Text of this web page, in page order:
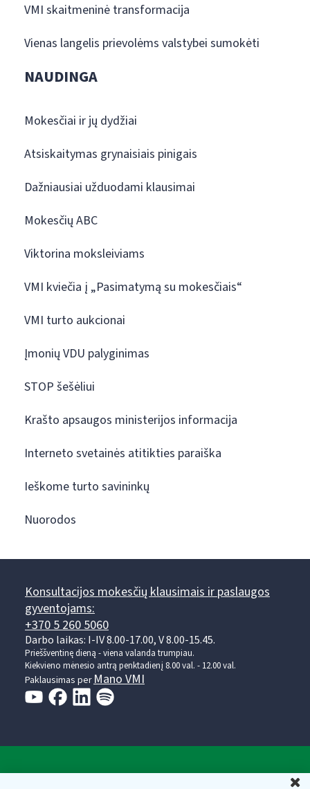
VMI skaitmeninė transformacija
Vienas langelis prievolėms valstybei sumokėti
NAUDINGA
Mokesčiai ir jų dydžiai
Atsiskaitymas grynaisiais pinigais
Dažniausiai užduodami klausimai
Mokesčių ABC
Viktorina moksleiviams
VMI kviečia į „Pasimatymą su mokesčiais“
VMI turto aukcionai
Įmonių VDU palyginimas
STOP šešėliui
Krašto apsaugos ministerijos informacija
Interneto svetainės atitikties paraiška
Ieškome turto savininkų
Nuorodos
Konsultacijos mokesčių klausimais ir paslaugos
gyventojams:
+370 5 260 5060
Darbo laikas: I-IV 8.00-17.00, V 8.00-15.45.
Prieššventinę dieną - viena valanda trumpiau.
Kiekvieno mėnesio antrą penktadienį 8.00 val. - 12.00 val.
Paklausimas perMano VMI
Valstybinė mokesčių inspekcija prie Lietuvos